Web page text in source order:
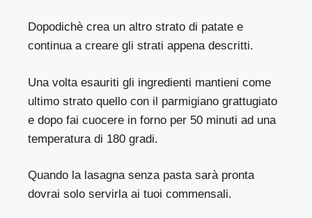
Dopodichè crea un altro strato di patate e
continua a creare gli strati appena descritti.
Una volta esauriti gli ingredienti mantieni come
ultimo strato quello con il parmigiano grattugiato
e dopo fai cuocere in forno per 50 minuti ad una
temperatura di 180 gradi.
Quando la lasagna senza pasta sarà pronta
dovrai solo servirla ai tuoi commensali.